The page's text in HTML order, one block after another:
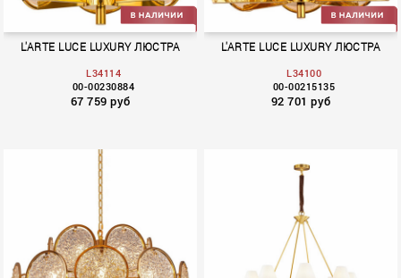
Monate
L'ARTE LUCE LUXURY ЛЮСТРА
L34114
00-00230884
67 759 руб
Monate
L'ARTE LUCE LUXURY ЛЮСТРА
L34100
00-00215135
92 701 руб